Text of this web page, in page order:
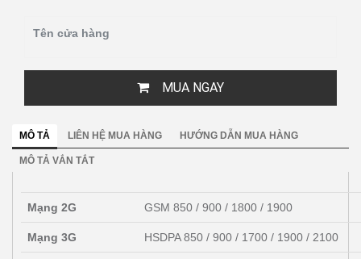
Tên cửa hàng
MUA NGAY
MÔ TẢ LIÊN HỆ MUA HÀNG HƯỚNG DẪN MUA HÀNG
MÔ TẢ VẮN TẮT
Mạng 2G GSM 850 / 900 / 1800 / 1900
Mạng 3G HSDPA 850 / 900 / 1700 / 1900 / 2100